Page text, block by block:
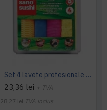
Set 4 lavete profesionale din microfibre Sano Sushi
23,36 lei + TVA
28,27 lei TVA inclus